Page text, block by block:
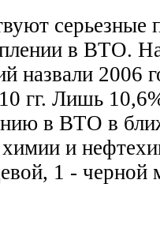
в ВТО.
назвали 2006
гг. Лишь
в ВТО в
и
1 -